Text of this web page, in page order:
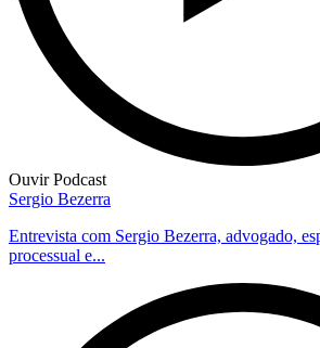
Ouvir Podcast
Sergio Bezerra
Entrevista com Sergio Bezerra, advogado,
processual e...